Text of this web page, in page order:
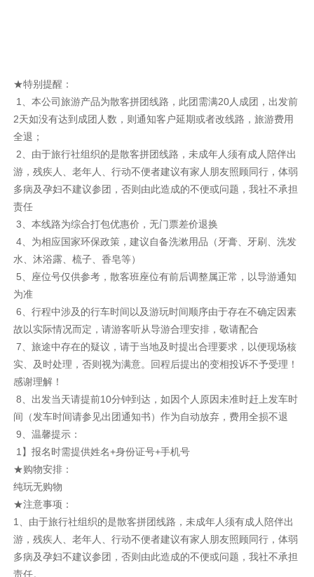
★特别提醒：
1、本公司旅游产品为散客拼团线路，此团需满20人成团，出发前
2天如没有达到成团人数，则通知客户延期或者改线路，旅游费用
全退；
2、由于旅行社组织的是散客拼团线路，未成年人须有成人陪伴出
游，残疾人、老年人、行动不便者建议有家人朋友照顾同行，体弱
多病及孕妇不建议参团，否则由此造成的不便或问题，我社不承担
责任
3、本线路为综合打包优惠价，无门票差价退换
4、为相应国家环保政策，建议自备洗漱用品（牙膏、牙刷、洗发
水、沐浴露、梳子、香皂等）
5、座位号仅供参考，散客班座位有前后调整属正常，以导游通知
为准
6、行程中涉及的行车时间以及游玩时间顺序由于存在不确定因素
故以实际情况而定，请游客听从导游合理安排，敬请配合
7、旅途中存在的疑议，请于当地及时提出合理要求，以便现场核
实、及时处理，否则视为满意。回程后提出的变相投诉不予受理！
感谢理解！
8、出发当天请提前10分钟到达，如因个人原因未准时赶上发车时
间（发车时间请参见出团通知书）作为自动放弃，费用全损不退
9、温馨提示：
1】报名时需提供姓名+身份证号+手机号
★购物安排：
纯玩无购物
★注意事项：
1、由于旅行社组织的是散客拼团线路，未成年人须有成人陪伴出
游，残疾人、老年人、行动不便者建议有家人朋友照顾同行，体弱
多病及孕妇不建议参团，否则由此造成的不便或问题，我社不承担
责任。